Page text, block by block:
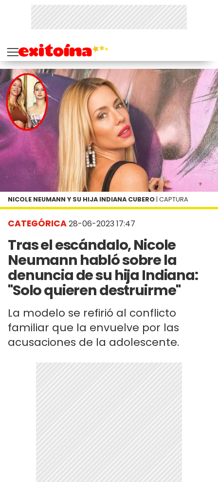
CATEGÓRICA28-06-2023 17:47
Tras el escándalo, Nicole
Neumann habló sobre la
denuncia de su hija Indiana:
"Solo quieren destruirme"
La modelo se refirió al conflicto
familiar que la envuelve por las
acusaciones de la adolescente.
NICOLE NEUMANN Y SU HIJA INDIANA CUBERO | CAPTURA